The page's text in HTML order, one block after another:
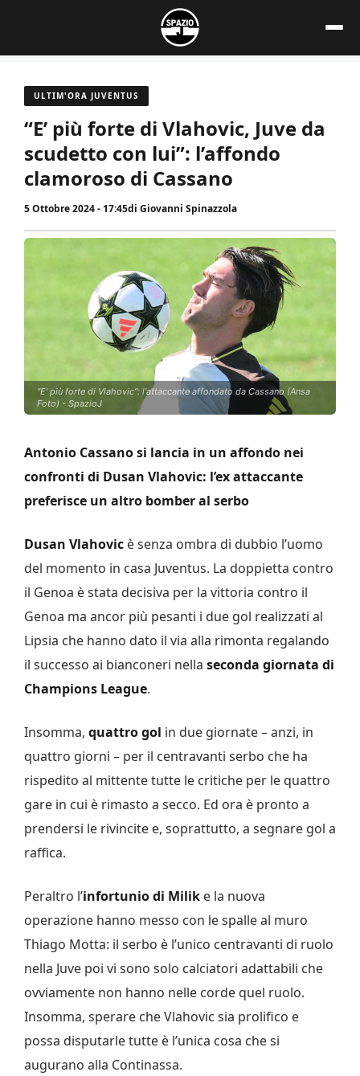
contenuto
ULTIM'ORA JUVENTUS
“E’ più forte di Vlahovic, Juve da
scudetto con lui”: l’affondo
clamoroso di Cassano
5 Ottobre 2024 - 17:45di Giovanni Spinazzola
"E' più forte di Vlahovic": l'attaccante affondato da Cassano (Ansa
Foto) - SpazioJ
Antonio Cassano si lancia in un affondo nei
confronti di Dusan Vlahovic: l’ex attaccante
preferisce un altro bomber al serbo
Dusan Vlahovic è senza ombra di dubbio l’uomo
del momento in casa Juventus. La doppietta contro
il Genoa è stata decisiva per la vittoria contro il
Genoa ma ancor più pesanti i due gol realizzati al
Lipsia che hanno dato il via alla rimonta regalando
il successo ai bianconeri nella seconda giornata di
Champions League.
Insomma, quattro gol in due giornate – anzi, in
quattro giorni – per il centravanti serbo che ha
rispedito al mittente tutte le critiche per le quattro
gare in cui è rimasto a secco. Ed ora è pronto a
prendersi le rivincite e, soprattutto, a segnare gol a
raffica.
Peraltro l’infortunio di Milik e la nuova
operazione hanno messo con le spalle al muro
Thiago Motta: il serbo è l’unico centravanti di ruolo
nella Juve poi vi sono solo calciatori adattabili che
ovviamente non hanno nelle corde quel ruolo.
Insomma, sperare che Vlahovic sia prolifico e
possa disputarle tutte è l’unica cosa che si
augurano alla Continassa.